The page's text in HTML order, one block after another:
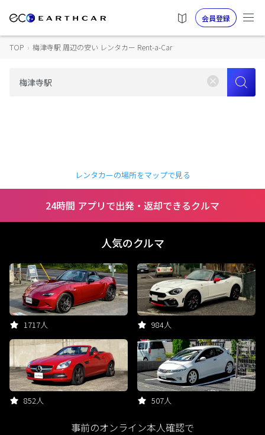
会員登録
TOP › 梅津寺駅 周辺の安い レンタカー Rent-a-Car
レンタカーの場所をマップで見る
24時間 アプリで出発・返却できるクルマ
人気のクルマ
1717人 984人
852人 507人
事前のオンライン本人確認で